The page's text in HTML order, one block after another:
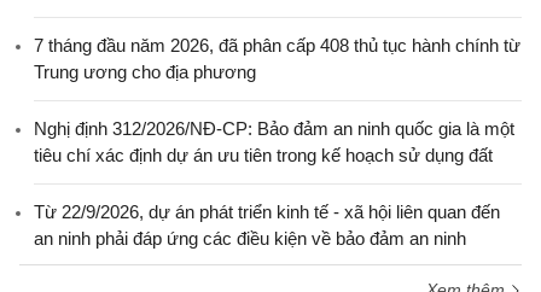
7 tháng đầu năm 2026, đã phân cấp 408 thủ tục hành chính từ
Trung ương cho địa phương
Nghị định 312/2026/NĐ-CP: Bảo đảm an ninh quốc gia là một
tiêu chí xác định dự án ưu tiên trong kế hoạch sử dụng đất
Từ 22/9/2026, dự án phát triển kinh tế - xã hội liên quan đến
an ninh phải đáp ứng các điều kiện về bảo đảm an ninh